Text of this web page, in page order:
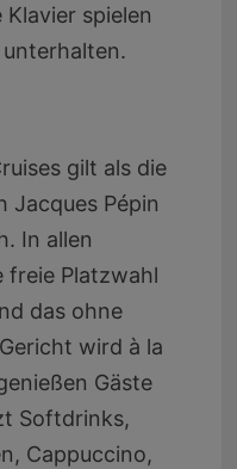
spielen
gilt als die
Jacques Pépin
In allen
freie Platzwahl
das ohne
wird à la
Gäste
Softdrinks,
Cappuccino,